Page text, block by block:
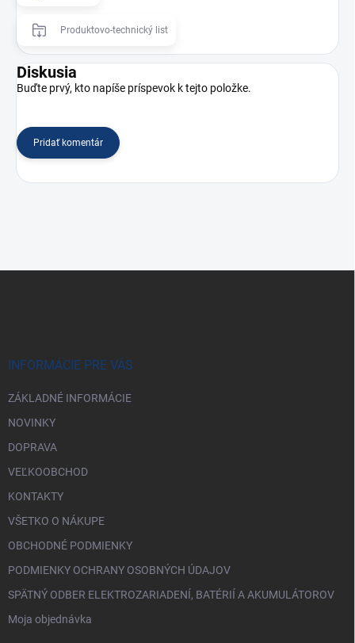
Produktovo-technický list
Diskusia
Buďte prvý, kto napíše príspevok k tejto položke.
Pridať komentár
INFORMÁCIE PRE VÁS
ZÁKLADNÉ INFORMÁCIE
NOVINKY
DOPRAVA
VEĽKOOBCHOD
KONTAKTY
VŠETKO O NÁKUPE
OBCHODNÉ PODMIENKY
PODMIENKY OCHRANY OSOBNÝCH ÚDAJOV
SPÄTNÝ ODBER ELEKTROZARIADENÍ, BATÉRIÍ A AKUMULÁTOROV
Moja objednávka